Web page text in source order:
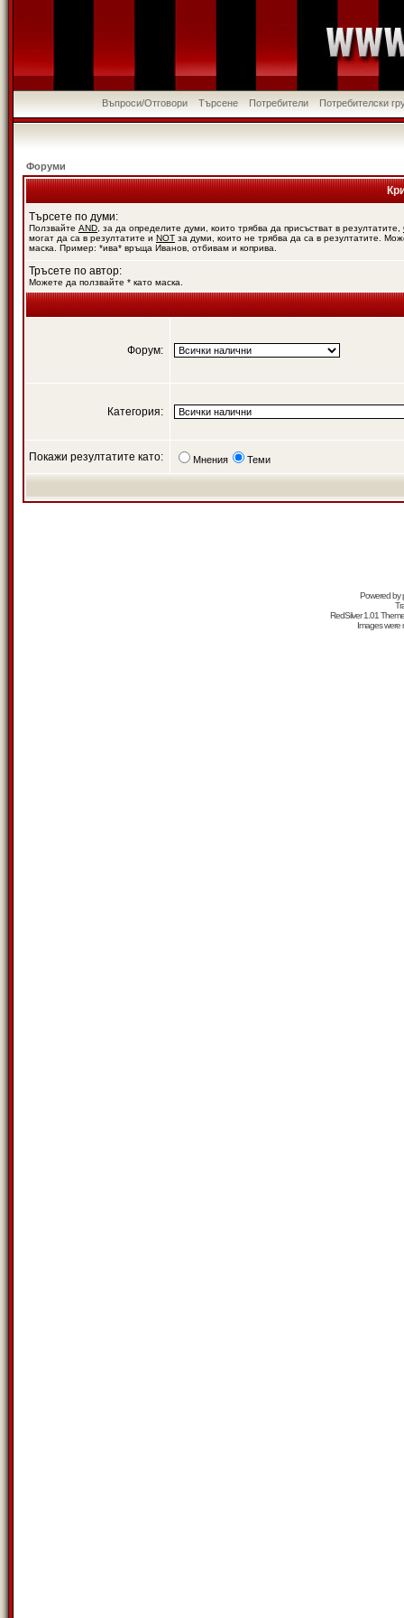
Въпроси/Отговори Търсене Потребители Потребителски
Форуми
Търсете по думи:
Ползвайте AND , за да определите думи, които трябва да присъстват в резултатите,
могат да са в резултатите и NOT за думи, които не трябва да са в резултатите.
маска. Пример: *ива* връща Иванов, отбивам и коприва.
Тръсете по автор:
Можете да ползвайте * като маска.
Форум:
Категория:
Покажи резултатите като: Мнения Теми
Powered by
RedSilver 1.01
Images were